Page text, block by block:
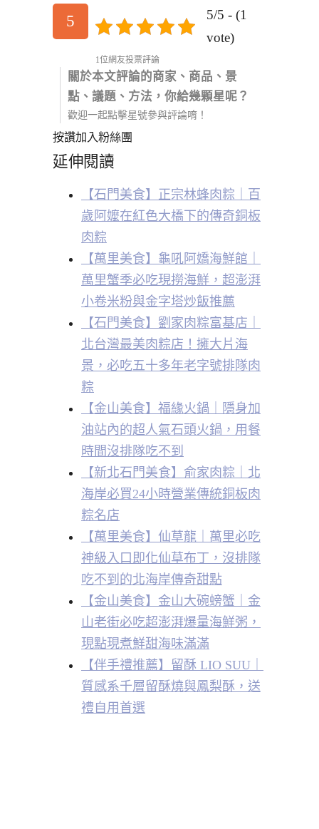
5
5/5 - (1
vote)
1位網友投票評論
關於本文評論的商家、商品、景
點、議題、方法，你給幾顆星呢？
歡迎一起點擊星號參與評論唷！
按讚加入粉絲團
延伸閱讀
【石門美食】正宗林蜂肉粽｜百
歲阿嬤在紅色大橋下的傳奇銅板
肉粽
【萬里美食】龜吼阿嬌海鮮館｜
萬里蟹季必吃現撈海鮮，超澎湃
小卷米粉與金字塔炒飯推薦
【石門美食】劉家肉粽富基店｜
北台灣最美肉粽店！擁大片海
景，必吃五十多年老字號排隊肉
粽
【金山美食】福緣火鍋｜隱身加
油站內的超人氣石頭火鍋，用餐
時間沒排隊吃不到
【新北石門美食】俞家肉粽｜北
海岸必買24小時營業傳統銅板肉
粽名店
【萬里美食】仙草龍｜萬里必吃
神級入口即化仙草布丁，沒排隊
吃不到的北海岸傳奇甜點
【金山美食】金山大碗螃蟹｜金
山老街必吃超澎湃爆量海鮮粥，
現點現煮鮮甜海味滿滿
【伴手禮推薦】留酥 LIO SUU｜
質感系千層留酥燒與鳳梨酥，送
禮自用首選